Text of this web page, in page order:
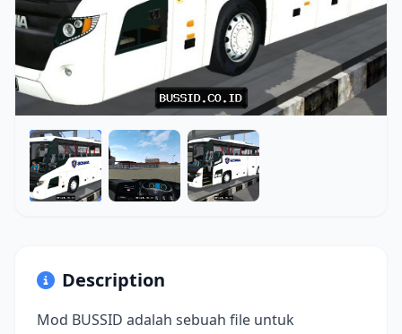
Description
Mod BUSSID adalah sebuah file untuk